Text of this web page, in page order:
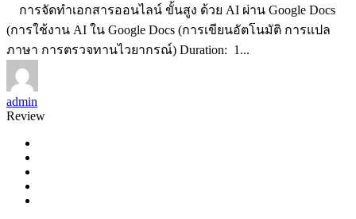
การจัดทำเอกสารออนไลน์ ขั้นสูง ด้วย AI ผ่าน Google Docs
(การใช้งาน AI ใน Google Docs (การเขียนอัตโนมัติ การแปล
ภาษา การตรวจทานไวยากรณ์) Duration: 1...
admin
Review